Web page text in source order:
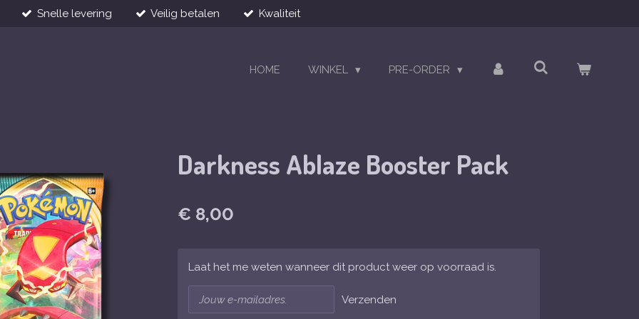
Snelle levering Veilig betalen Kwaliteit
HOME WINKEL PRE-ORDER
Darkness Ablaze Booster Pack
€ 8,00
Laat het me weten wanneer dit product weer op voorraad is.
Verzenden